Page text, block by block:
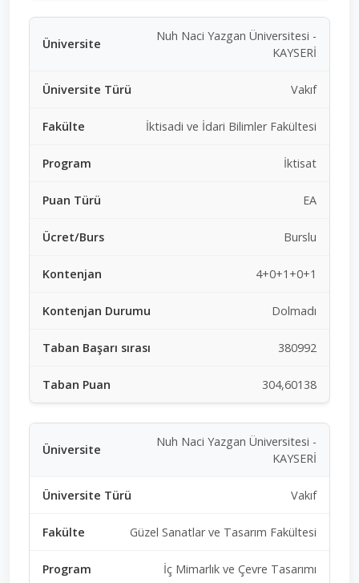
Nuh Naci Yazgan Üniversitesi -
KAYSERİ
Vakıf
İktisadi ve İdari Bilimler Fakültesi
İktisat
EA
Burslu
4+0+1+0+1
Dolmadı
380992
304,60138
Nuh Naci Yazgan Üniversitesi -
KAYSERİ
Vakıf
Güzel Sanatlar ve Tasarım Fakültesi
İç Mimarlık ve Çevre Tasarımı